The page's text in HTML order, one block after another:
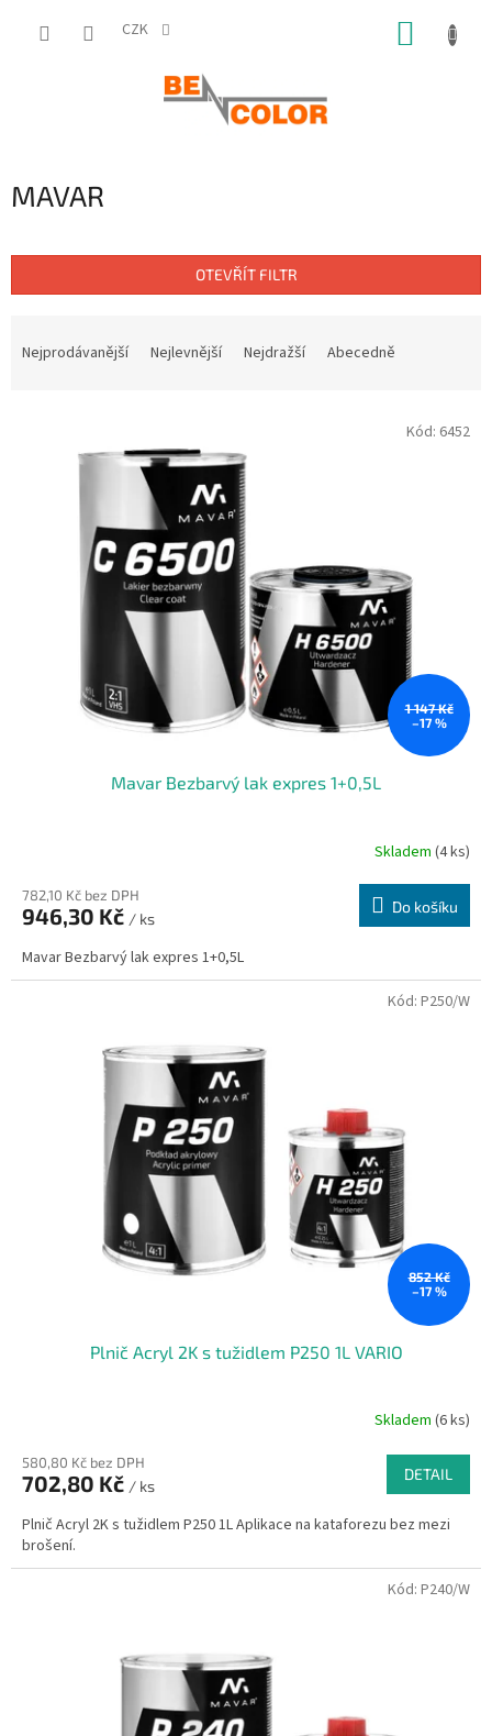
CZK
MAVAR
OTEVŘÍT FILTR
Nejprodávanější Nejlevnější Nejdražší Abecedně
1 147 Kč
–17 %
Mavar Bezbarvý lak expres 1+0,5L
Skladem (4 ks)
782,10 Kč bez DPH
946,30 Kč / ks
Do košíku
Mavar Bezbarvý lak expres 1+0,5L
Kód: 6452
852 Kč
–17 %
Plnič Acryl 2K s tužidlem P250 1L VARIO
Skladem (6 ks)
580,80 Kč bez DPH
702,80 Kč / ks
DETAIL
Plnič Acryl 2K s tužidlem P250 1L Aplikace na kataforezu bez mezi
brošení.
Kód: P250/W
Kód: P240/W